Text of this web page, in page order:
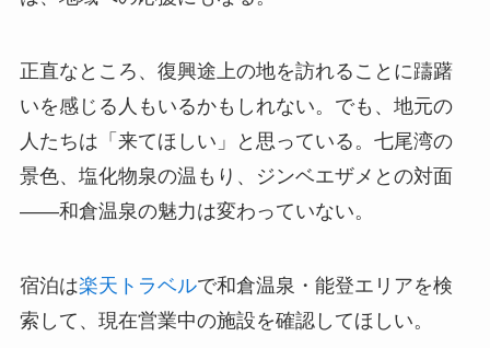
正直なところ、復興途上の地を訪れることに躊躇
いを感じる人もいるかもしれない。でも、地元の
人たちは「来てほしい」と思っている。七尾湾の
景色、塩化物泉の温もり、ジンベエザメとの対面
——和倉温泉の魅力は変わっていない。
宿泊は楽天トラベルで和倉温泉・能登エリアを検
索して、現在営業中の施設を確認してほしい。